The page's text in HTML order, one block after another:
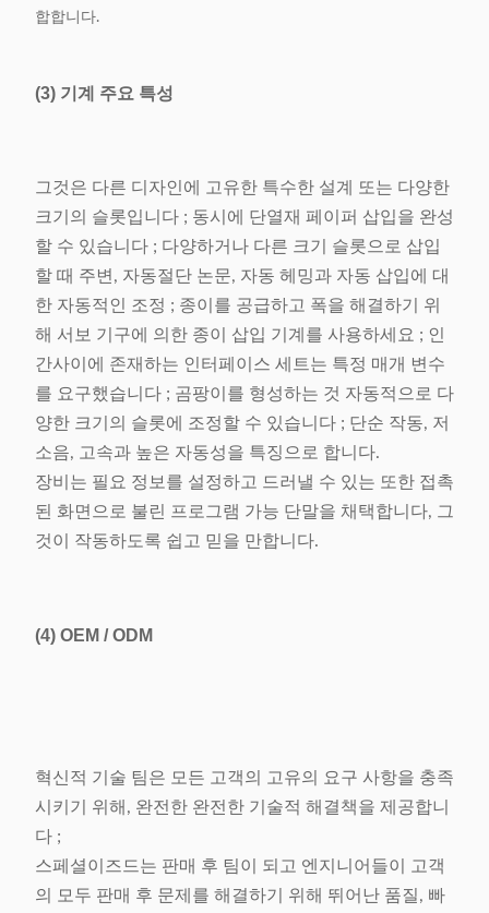
합합니다.
(3) 기계 주요 특성
그것은 다른 디자인에 고유한 특수한 설계 또는 다양한
크기의 슬롯입니다 ; 동시에 단열재 페이퍼 삽입을 완성
할 수 있습니다 ; 다양하거나 다른 크기 슬롯으로 삽입
할 때 주변, 자동절단 논문, 자동 헤밍과 자동 삽입에 대
한 자동적인 조정 ; 종이를 공급하고 폭을 해결하기 위
해 서보 기구에 의한 종이 삽입 기계를 사용하세요 ; 인
간사이에 존재하는 인터페이스 세트는 특정 매개 변수
를 요구했습니다 ; 곰팡이를 형성하는 것 자동적으로 다
양한 크기의 슬롯에 조정할 수 있습니다 ; 단순 작동, 저
소음, 고속과 높은 자동성을 특징으로 합니다.
장비는 필요 정보를 설정하고 드러낼 수 있는 또한 접촉
된 화면으로 불린 프로그램 가능 단말을 채택합니다, 그
것이 작동하도록 쉽고 믿을 만합니다.
(4) OEM / ODM
혁신적 기술 팀은 모든 고객의 고유의 요구 사항을 충족
시키기 위해, 완전한 완전한 기술적 해결책을 제공합니
다 ;
스페셜이즈드는 판매 후 팀이 되고 엔지니어들이 고객
의 모두 판매 후 문제를 해결하기 위해 뛰어난 품질, 빠